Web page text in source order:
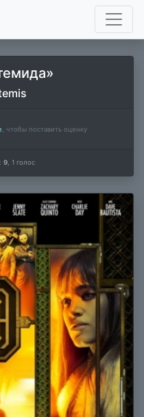
, чтобы поставить оценку
9 1 голос